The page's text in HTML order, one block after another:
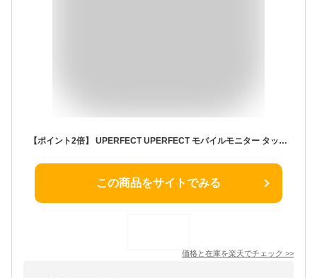
【ポイント2倍】 UPERFECT UPERFECT モバイルモニター タッチパネル 14インチ 14インチ 16:9 対応 ブルーライトカット フィルム 液晶保護フィルム 反射低減
この商品をサイトでみる
価格と在庫を楽天でチェック >>